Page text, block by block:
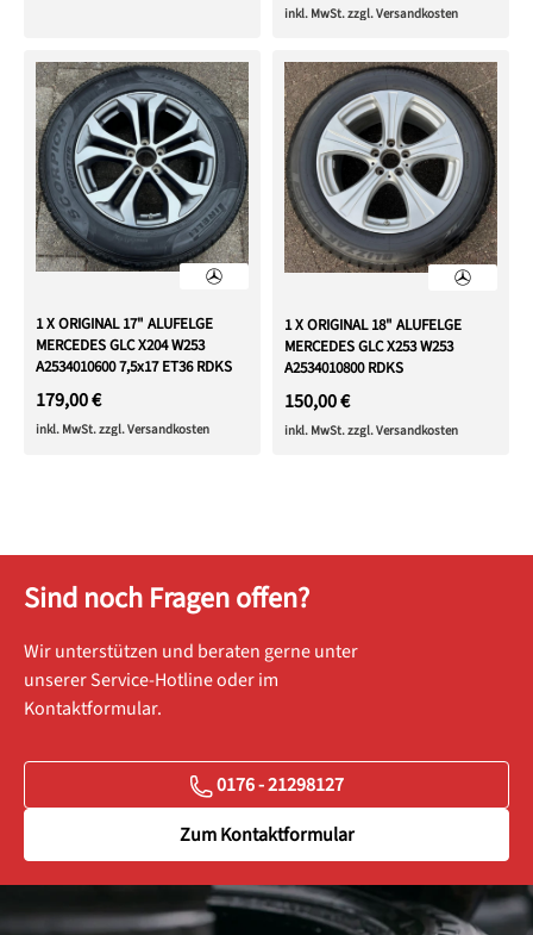
inkl. MwSt. zzgl. Versandkosten
1 X ORIGINAL 17" ALUFELGE
MERCEDES GLC X204 W253
A2534010600 7,5x17 ET36 RDKS
179,00 €
inkl. MwSt. zzgl. Versandkosten
1 X ORIGINAL 18" ALUFELGE
MERCEDES GLC X253 W253
A2534010800 RDKS
150,00 €
inkl. MwSt. zzgl. Versandkosten
Sind noch Fragen offen?
Wir unterstützen und beraten gerne unter
unserer Service-Hotline oder im
Kontaktformular.
0176 - 21298127
Zum Kontaktformular